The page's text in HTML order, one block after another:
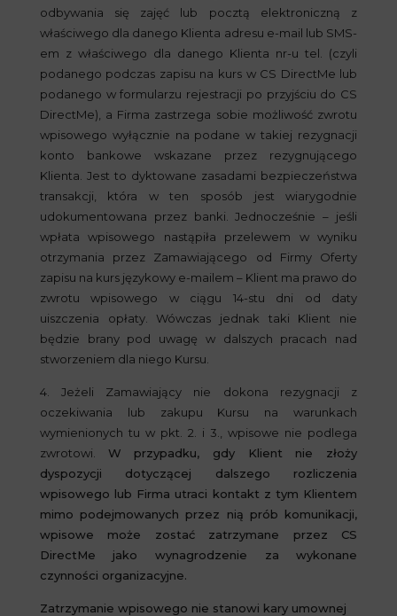
odbywania się zajęć lub pocztą elektroniczną z
właściwego dla danego Klienta adresu e-mail lub SMS-
em z właściwego dla danego Klienta nr-u tel. (czyli
podanego podczas zapisu na kurs w CS DirectMe lub
podanego w formularzu rejestracji po przyjściu do CS
DirectMe), a Firma zastrzega sobie możliwość zwrotu
wpisowego wyłącznie na podane w takiej rezygnacji
konto bankowe wskazane przez rezygnującego
Klienta. Jest to dyktowane zasadami bezpieczeństwa
transakcji, która w ten sposób jest wiarygodnie
udokumentowana przez banki. Jednocześnie – jeśli
wpłata wpisowego nastąpiła przelewem w wyniku
otrzymania przez Zamawiającego od Firmy Oferty
zapisu na kurs językowy e-mailem – Klient ma prawo do
zwrotu wpisowego w ciągu 14-stu dni od daty
uiszczenia opłaty. Wówczas jednak taki Klient nie
będzie brany pod uwagę w dalszych pracach nad
stworzeniem dla niego Kursu.
4. Jeżeli Zamawiający nie dokona rezygnacji z
oczekiwania lub zakupu Kursu na warunkach
wymienionych tu w pkt. 2. i 3., wpisowe nie podlega
zwrotowi. W przypadku, gdy Klient nie złoży
dyspozycji dotyczącej dalszego rozliczenia
wpisowego lub Firma utraci kontakt z tym Klientem
mimo podejmowanych przez nią prób komunikacji,
wpisowe może zostać zatrzymane przez CS
DirectMe jako wynagrodzenie za wykonane
czynności organizacyjne.
Zatrzymanie wpisowego nie stanowi kary umownej